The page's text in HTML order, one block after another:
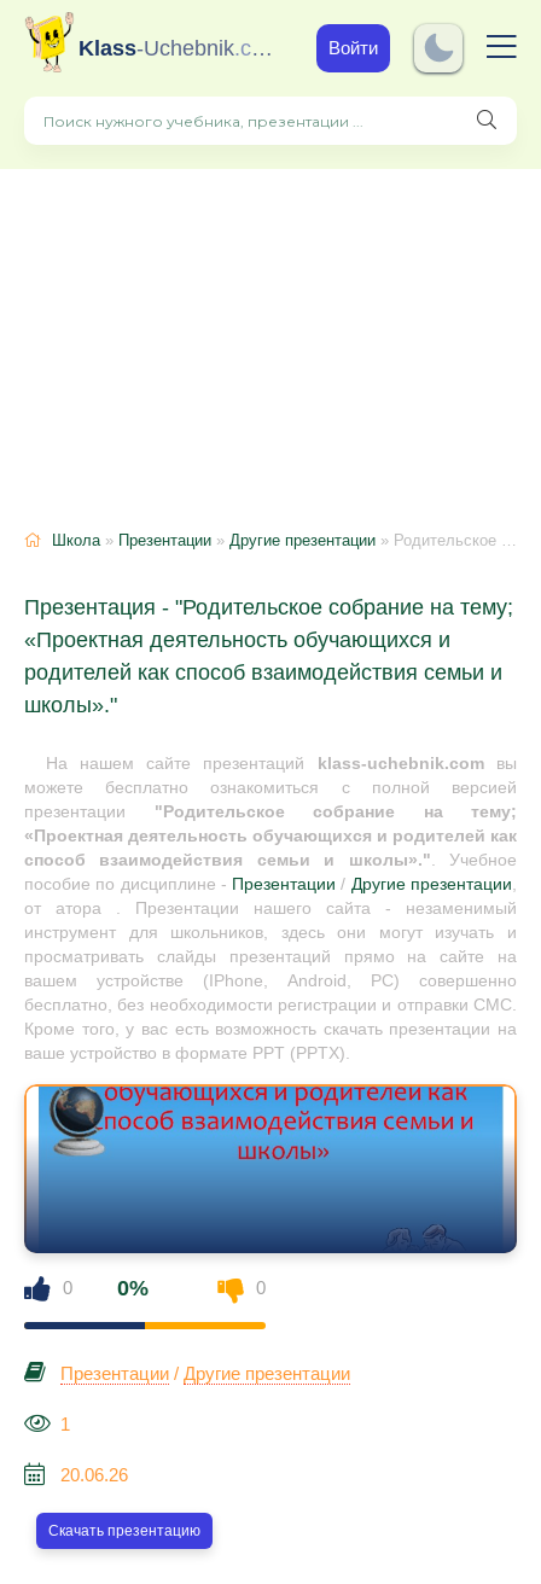
Klass-Uchebnik.com Войти
Школа» Презентации » Другие презентации » Родительское собрание на тему; «Проектная деятельность обучающихся и родителей как способ взаимодействия семьи и школы».
Презентация - "Родительское собрание на тему;
«Проектная деятельность обучающихся и
родителей как способ взаимодействия семьи и
школы»."
На нашем сайте презентаций klass-uchebnik.comвы
можете бесплатно ознакомиться с полной версией
презентации "Родительское собрание на тему;
«Проектная деятельность обучающихся и родителей как
способ взаимодействия семьи и школы».". Учебное
пособие по дисциплине - Презентации / Другие презентации,
от атора . Презентации нашего сайта - незаменимый
инструмент для школьников, здесь они могут изучать и
просматривать слайды презентаций прямо на сайте на
вашем устройстве (IPhone, Android, PC) совершенно
бесплатно, без необходимости регистрации и отправки СМС.
Кроме того, у вас есть возможность скачать презентации на
ваше устройство в формате PPT (PPTX).
0 0% 0
Презентации / Другие презентации
1
20.06.26
Скачать презентацию